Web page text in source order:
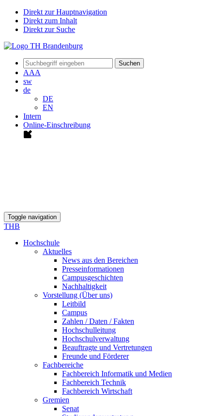
Direkt zur Hauptnavigation
Direkt zum Inhalt
Direkt zur Suche
Suchen
AAA
sw
de
DE
EN
Intern
Online-Einschreibung
Toggle navigation
THB
Hochschule
Aktuelles
News aus den Bereichen
Presseinformationen
Campusgeschichten
Nachhaltigkeit
Vorstellung (Über uns)
Leitbild
Campus
Zahlen / Daten / Fakten
Hochschulleitung
Hochschulverwaltung
Beauftragte und Vertretungen
Freunde und Förderer
Fachbereiche
Fachbereich Informatik und Medien
Fachbereich Technik
Fachbereich Wirtschaft
Gremien
Senat